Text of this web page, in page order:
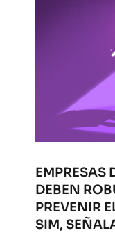
EMPRESAS
DEBEN
PREVENIR
SIM,